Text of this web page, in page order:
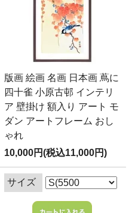
版画 絵画 名画 日本画 蔦に
四十雀 小原古邨 インテリ
ア 壁掛け 額入り アート モ
ダン アートフレーム おし
ゃれ
10,000円(税込11,000円)
サイズ